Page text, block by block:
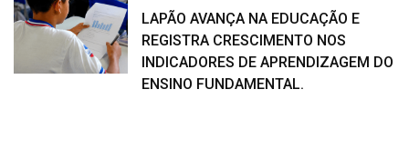
LAPÃO AVANÇA NA EDUCAÇÃO E
REGISTRA CRESCIMENTO NOS
INDICADORES DE APRENDIZAGEM DO
ENSINO FUNDAMENTAL.